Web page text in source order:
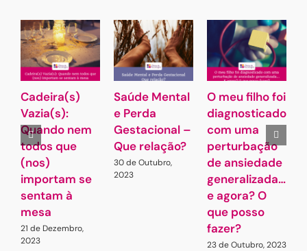
Cadeira(s)
Vazia(s):
Quando nem
todos que
(nos)
importam se
sentam à
mesa
21 de Dezembro,
2023
Saúde Mental
e Perda
Gestacional –
Que relação?
30 de Outubro,
2023
O meu filho foi
diagnosticado
com uma
perturbação
de ansiedade
generalizada…
e agora? O
que posso
fazer?
23 de Outubro, 2023